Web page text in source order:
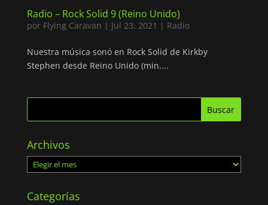
Radio – Rock Solid 9 (Reino Unido)
por Flying Caravan | Jul 23, 2021 | Radio
Nuestra música sonó en Rock Solid de Kirkby
Stephen desde Reino Unido (min....
Archivos
Archivos
Categorías